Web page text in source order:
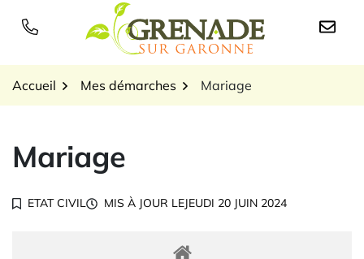
Logo Grenade sur
Accueil Mes démarches Mariage
Mariage
ETAT CIVIL MIS À JOUR LEJEUDI 20 JUIN 2024